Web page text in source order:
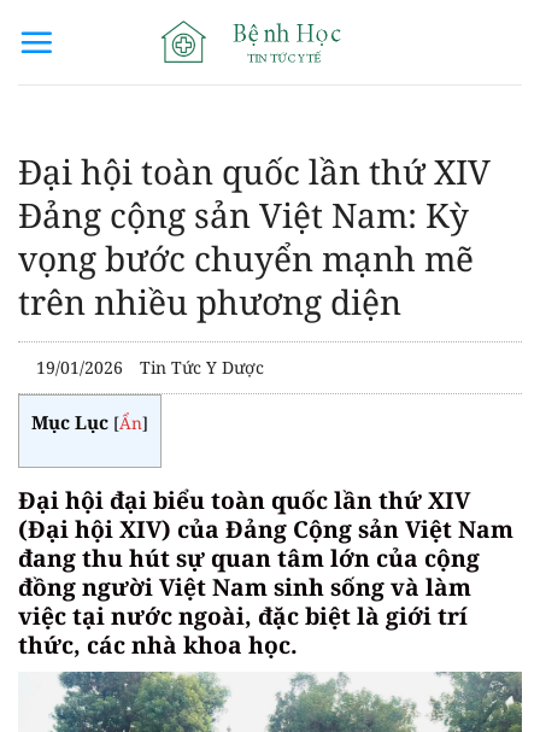
qua
Đại hội toàn quốc lần thứ XIV
Đảng cộng sản Việt Nam: Kỳ
vọng bước chuyển mạnh mẽ
trên nhiều phương diện
19/01/2026 Tin Tức Y Dược
Mục Lục [Ẩn]
Đại hội đại biểu toàn quốc lần thứ XIV
(Đại hội XIV) của Đảng Cộng sản Việt Nam
đang thu hút sự quan tâm lớn của cộng
đồng người Việt Nam sinh sống và làm
việc tại nước ngoài, đặc biệt là giới trí
thức, các nhà khoa học.